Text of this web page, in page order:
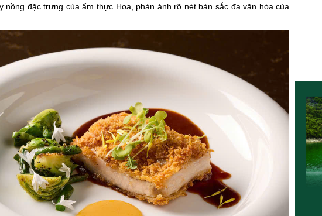
đặc trưng của ẩm thực Hoa, phản ánh rõ nét bản sắc đa văn hóa của